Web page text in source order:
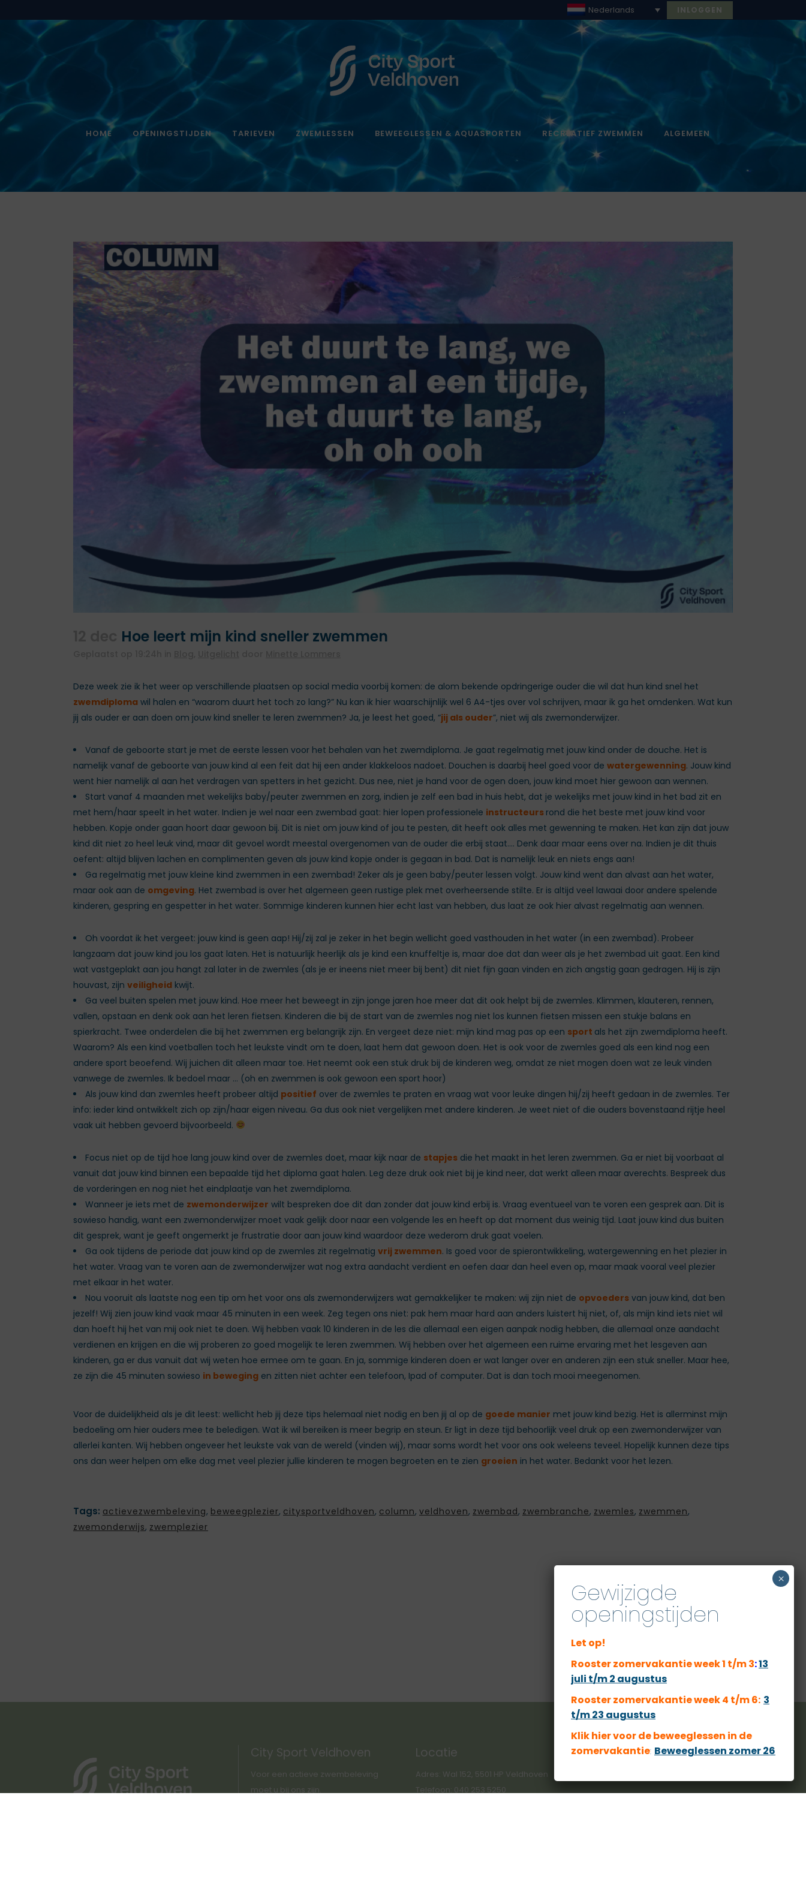
Nederlands INLOGGEN
HOME OPENINGSTIJDEN TARIEVEN ZWEMLESSEN BEWEEGLESSEN & AQUASPORTEN RECREATIEF ZWEMMEN ALGEMEEN
Hoe leert mijn kind sneller zwemmen
Deze week zie ik het weer op verschillende plaatsen op social media voorbij komen: de alom bekende opdringerige ouder die wil dat hun kind snel het
zwemdiploma wil halen en “waarom duurt het toch zo lang?” Nu kan ik hier waarschijnlijk wel 6 A4-tjes over vol schrijven, maar ik ga het omdenken. Wat kun
jij als ouder er aan doen om jouw kind sneller te leren zwemmen? Ja, je leest het goed, “jij als ouder”, niet wij als zwemonderwijzer.
Vanaf de geboorte start je met de eerste lessen voor het behalen van het zwemdiploma. Je gaat regelmatig met jouw kind onder de douche. Het is
namelijk vanaf de geboorte van jouw kind al een feit dat hij een ander klakkeloos nadoet. Douchen is daarbij heel goed voor de watergewenning. Jouw kind
went hier namelijk al aan het verdragen van spetters in het gezicht. Dus nee, niet je hand voor de ogen doen, jouw kind moet hier gewoon aan wennen.
Start vanaf 4 maanden met wekelijks baby/peuter zwemmen en zorg, indien je zelf een bad in huis hebt, dat je wekelijks met jouw kind in het bad zit en
met hem/haar speelt in het water. Indien je wel naar een zwembad gaat: hier lopen professionele instructeurs rond die het beste met jouw kind voor
hebben. Kopje onder gaan hoort daar gewoon bij. Dit is niet om jouw kind of jou te pesten, dit heeft ook alles met gewenning te maken. Het kan zijn dat jouw
kind dit niet zo heel leuk vind, maar dit gevoel wordt meestal overgenomen van de ouder die erbij staat…. Denk daar maar eens over na. Indien je dit thuis
oefent: altijd blijven lachen en complimenten geven als jouw kind kopje onder is gegaan in bad. Dat is namelijk leuk en niets engs aan!
Ga regelmatig met jouw kleine kind zwemmen in een zwembad! Zeker als je geen baby/peuter lessen volgt. Jouw kind went dan alvast aan het water,
maar ook aan de omgeving. Het zwembad is over het algemeen geen rustige plek met overheersende stilte. Er is altijd veel lawaai door andere spelende
kinderen, gespring en gespetter in het water. Sommige kinderen kunnen hier echt last van hebben, dus laat ze ook hier alvast regelmatig aan wennen.
Oh voordat ik het vergeet: jouw kind is geen aap! Hij/zij zal je zeker in het begin wellicht goed vasthouden in het water (in een zwembad). Probeer
langzaam dat jouw kind jou los gaat laten. Het is natuurlijk heerlijk als je kind een knuffeltje is, maar doe dat dan weer als je het zwembad uit gaat. Een kind
wat vastgeplakt aan jou hangt zal later in de zwemles (als je er ineens niet meer bij bent) dit niet fijn gaan vinden en zich angstig gaan gedragen. Hij is zijn
houvast, zijn veiligheid kwijt.
Ga veel buiten spelen met jouw kind. Hoe meer het beweegt in zijn jonge jaren hoe meer dat dit ook helpt bij de zwemles. Klimmen, klauteren, rennen,
vallen, opstaan en denk ook aan het leren fietsen. Kinderen die bij de start van de zwemles nog niet los kunnen fietsen missen een stukje balans en
spierkracht. Twee onderdelen die bij het zwemmen erg belangrijk zijn. En vergeet deze niet: mijn kind mag pas op een sport als het zijn zwemdiploma heeft.
Waarom? Als een kind voetballen toch het leukste vindt om te doen, laat hem dat gewoon doen. Het is ook voor de zwemles goed als een kind nog een
andere sport beoefend. Wij juichen dit alleen maar toe. Het neemt ook een stuk druk bij de kinderen weg, omdat ze niet mogen doen wat ze leuk vinden
vanwege de zwemles. Ik bedoel maar … (oh en zwemmen is ook gewoon een sport hoor)
Als jouw kind dan zwemles heeft probeer altijd positief over de zwemles te praten en vraag wat voor leuke dingen hij/zij heeft gedaan in de zwemles. Ter
info: ieder kind ontwikkelt zich op zijn/haar eigen niveau. Ga dus ook niet vergelijken met andere kinderen. Je weet niet of die ouders bovenstaand rijtje heel
vaak uit hebben gevoerd bijvoorbeeld.
Focus niet op de tijd hoe lang jouw kind over de zwemles doet, maar kijk naar de stapjes die het maakt in het leren zwemmen. Ga er niet bij voorbaat al
vanuit dat jouw kind binnen een bepaalde tijd het diploma gaat halen. Leg deze druk ook niet bij je kind neer, dat werkt alleen maar averechts. Bespreek dus
de vorderingen en nog niet het eindplaatje van het zwemdiploma.
Wanneer je iets met de zwemonderwijzer wilt bespreken doe dit dan zonder dat jouw kind erbij is. Vraag eventueel van te voren een gesprek aan. Dit is
sowieso handig, want een zwemonderwijzer moet vaak gelijk door naar een volgende les en heeft op dat moment dus weinig tijd. Laat jouw kind dus buiten
dit gesprek, want je geeft ongemerkt je frustratie door aan jouw kind waardoor deze wederom druk gaat voelen.
Ga ook tijdens de periode dat jouw kind op de zwemles zit regelmatig vrij zwemmen. Is goed voor de spierontwikkeling, watergewenning en het plezier in
het water. Vraag van te voren aan de zwemonderwijzer wat nog extra aandacht verdient en oefen daar dan heel even op, maar maak vooral veel plezier
met elkaar in het water.
Nou vooruit als laatste nog een tip om het voor ons als zwemonderwijzers wat gemakkelijker te maken: wij zijn niet de opvoeders van jouw kind, dat ben
jezelf! Wij zien jouw kind vaak maar 45 minuten in een week. Zeg tegen ons niet: pak hem maar hard aan anders luistert hij niet, of, als mijn kind iets niet wil
dan hoeft hij het van mij ook niet te doen. Wij hebben vaak 10 kinderen in de les die allemaal een eigen aanpak nodig hebben, die allemaal onze aandacht
verdienen en krijgen en die wij proberen zo goed mogelijk te leren zwemmen. Wij hebben over het algemeen een ruime ervaring met het lesgeven aan
kinderen, ga er dus vanuit dat wij weten hoe ermee om te gaan. En ja, sommige kinderen doen er wat langer over en anderen zijn een stuk sneller. Maar hee,
ze zijn die 45 minuten sowieso in beweging en zitten niet achter een telefoon, Ipad of computer. Dat is dan toch mooi meegenomen.
Voor de duidelijkheid als je dit leest: wellicht heb jij deze tips helemaal niet nodig en ben jij al op de goede manier met jouw kind bezig. Het is allerminst mijn
bedoeling om hier ouders mee te beledigen. Wat ik wil bereiken is meer begrip en steun. Er ligt in deze tijd behoorlijk veel druk op een zwemonderwijzer van
allerlei kanten. Wij hebben ongeveer het leukste vak van de wereld (vinden wij), maar soms wordt het voor ons ook weleens teveel. Hopelijk kunnen deze tips
ons dan weer helpen om elke dag met veel plezier jullie kinderen te mogen begroeten en te zien groeien in het water. Bedankt voor het lezen.
Tags: actievezwembeleving, beweegplezier, citysportveldhoven, column, veldhoven, zwembad, zwembranche, zwemles, zwemmen,
zwemonderwijs, zwemplezier
City Sport Veldhoven
Voor een actieve zwembeleving
moet u bij ons zijn.
Locatie
Adres: Wal 152, 5501 HP Veldhoven
Telefoon: 040 253 5250
Gewijzigde
openingstijden
Let op!
Rooster zomervakantie week 1 t/m 3:13
juli t/m 2 augustus
Rooster zomervakantie week 4 t/m 6: 3
t/m 23 augustus
Klik hier voor de beweeglessen in de
zomervakantie: Beweeglessen zomer 26
×